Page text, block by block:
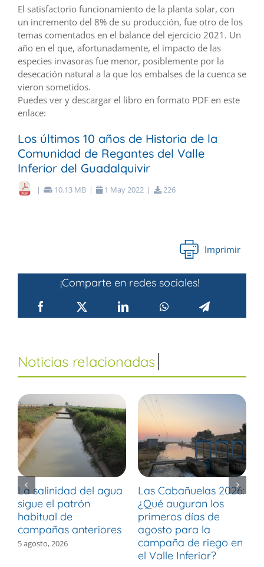
El satisfactorio funcionamiento de la planta solar, con
un incremento del 8% de su producción, fue otro de los
temas comentados en el balance del ejercicio 2021. Un
año en el que, afortunadamente, el impacto de las
especies invasoras fue menor, posiblemente por la
desecación natural a la que los embalses de la cuenca se
vieron sometidos.
Puedes ver y descargar el libro en formato PDF en este
enlace:
Los últimos 10 años de Historia de la
Comunidad de Regantes del Valle
Inferior del Guadalquivir
| 10.13 MB | 1 May2022 | 226
Imprimir
¡Comparte en redes sociales!
La salinidad del agua
sigue el patrón
habitual de
campañas anteriores
5 agosto, 2026
Las Cabañuelas 2026:
¿Qué auguran los
primeros días de
agosto para la
campaña de riego en
el Valle Inferior?